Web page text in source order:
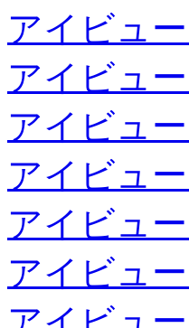
アイビュ
アイビュ
アイビュ
アイビュ
アイビュ
アイビュ